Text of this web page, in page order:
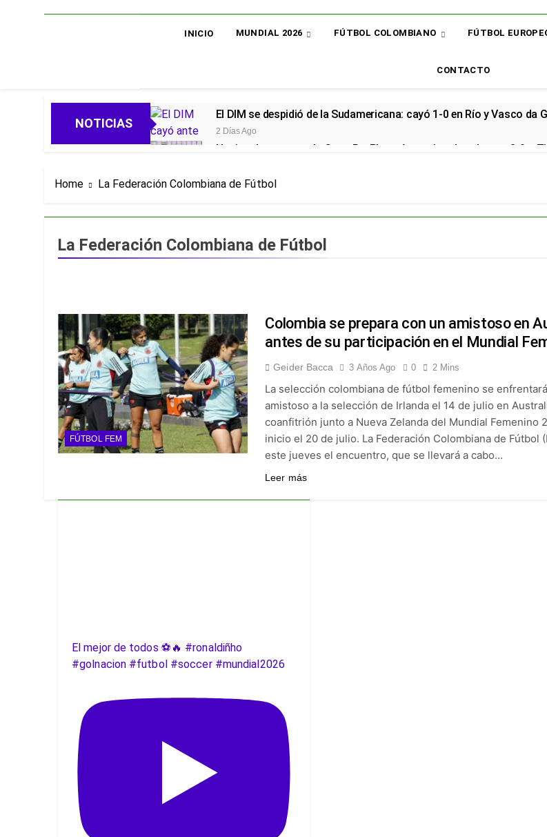
INICIO MUNDIAL 2026 FÚTBOL COLOMBIANO FÚTBOL
CONTACTO
NOTICIAS
El DIM se despidió de la Sudamericana: cayó 1-0 en Río y Vasco da
2 Días Ago
Nacional avanza en la Copa BetPlay y Armani vuelve al arco: 2-0 a
Oficial: Néstor Lorenzo renovó con la Selección Colombia y seguirá
Piero Hincapié, oficial en el Arsenal: el sudamericano se queda en el
Alarmas en el Junior: el bicampeón arrancó la Liga con dos
¡A semifinales! La Selección Colombia Femenina goleó 3-0 a
6 Días Ago
¡Recital escarlata! América goleó 7-0 a Boyacá Chicó y es líder de la
6 Días Ago
Vuelve la Premier League: arranca el 21 de agosto con el Arsenal
6 Días Ago
Escándalo en Montería: el debut de Nacional se suspendió por
6 Días Ago
Home La Federación Colombiana de Fútbol
La Federación Colombiana de Fútbol
FÚTBOL FEM
Colombia se prepara con un amistoso en
antes de su participación en el Mundial
Geider Bacca 3 Años Ago 0 2 Mins
La selección colombiana de fútbol femenino se
amistoso a la selección de Irlanda el 14 de julio en
coanfitrión junto a Nueva Zelanda del Mundial Femenino
inicio el 20 de julio. La Federación Colombiana de Fútbol
este jueves el encuentro, que se llevará a cabo…
Leer más
El mejor de todos ⚽️🔥 #ronaldiñho
#golnacion #futbol #soccer #mundial2026